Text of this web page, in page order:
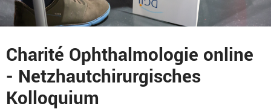
Charité Ophthalmologie online
- Netzhautchirurgisches
Kolloquium